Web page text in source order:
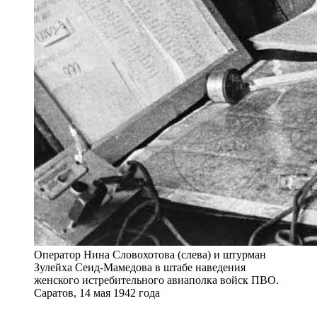
Оператор Нина Словохотова (слева) и штурман
Зулейха Сеид-Мамедова в штабе наведения
женского истребительного авиаполка войск ПВО.
Саратов, 14 мая 1942 года